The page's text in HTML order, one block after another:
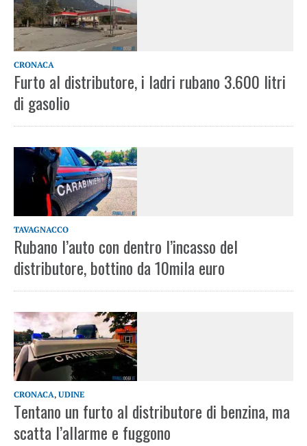
CRONACA
Furto al distributore, i ladri rubano 3.600 litri
di gasolio
TAVAGNACCO
Rubano l’auto con dentro l’incasso del
distributore, bottino da 10mila euro
CRONACA, UDINE
Tentano un furto al distributore di benzina, ma
scatta l’allarme e fuggono